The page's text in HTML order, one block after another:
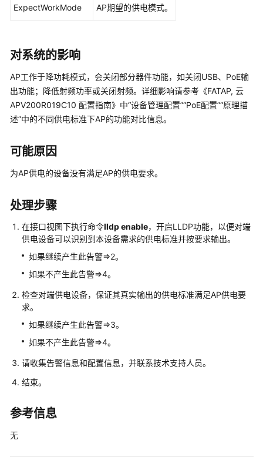
坤-
共
作
华
为
坤-
操
多
文
档
规
格
单
License
介
备
ExpectWorkMode AP期望的供电模式。
对系统的影响
AP工作于降功耗模式，会关闭部分器件功能，如关闭USB、PoE输
出功能；降低射频功率或关闭射频。详细影响请参考《FATAP, 云
APV200R019C10 配置指南》中“设备管理配置”“PoE配置”“原理描
述”中的不同供电标准下AP的功能对比信息。
可能原因
为AP供电的设备没有满足AP的供电要求。
处理步骤
在接口视图下执行命令lldp enable，开启LLDP功能，以便对端
供电设备可以识别到本设备需求的供电标准并按要求输出。
如果继续产生此告警=>2。
如果不产生此告警=>4。
检查对端供电设备，保证其真实输出的供电标准满足AP供电要
求。
如果继续产生此告警=>3。
如果不产生此告警=>4。
请收集告警信息和配置信息，并联系技术支持人员。
结束。
参考信息
无